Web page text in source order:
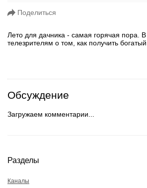
Поделиться
Лето для дачника - самая горячая пора.
телезрителям о том, как получить
Обсуждение
Загружаем комментарии...
Разделы
Каналы